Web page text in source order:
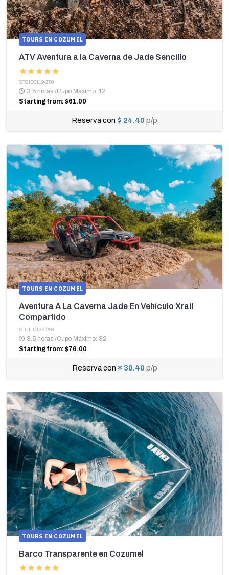
TOURS EN COZUMEL
ATV Aventura a la Caverna de Jade Sencillo
STCID0119-230
3.5 horas /Cupo Máximo: 12
Starting from: $61.00
Reserva con $ 24.40 p/p
TOURS EN COZUMEL
Aventura A La Caverna Jade En Vehículo Xrail
Compartido
STCID0139-258
3.5 horas /Cupo Máximo: 32
Starting from: $76.00
Reserva con $ 30.40 p/p
TOURS EN COZUMEL
Barco Transparente en Cozumel